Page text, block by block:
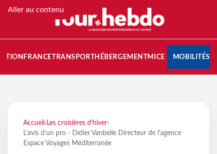
Aller au contenu
FRANCETRANSPORT HÉBERGEMENTMICE MOBILITÉS
Accueil › Les croisières d’hiver›
L’avis d’un pro - Didier Vanbelle Directeur de l’agence
Espace Voyages Méditerranée